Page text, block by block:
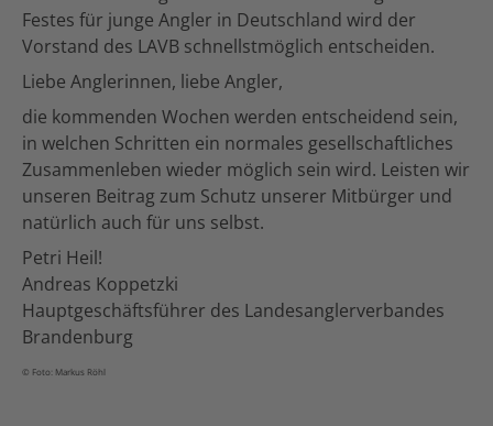
Festes für junge Angler in Deutschland wird der
Vorstand des LAVB schnellstmöglich entscheiden.
Liebe Anglerinnen, liebe Angler,
die kommenden Wochen werden entscheidend sein,
in welchen Schritten ein normales gesellschaftliches
Zusammenleben wieder möglich sein wird. Leisten wir
unseren Beitrag zum Schutz unserer Mitbürger und
natürlich auch für uns selbst.
Petri Heil!
Andreas Koppetzki
Hauptgeschäftsführer des Landesanglerverbandes
Brandenburg
© Foto: Markus Röhl